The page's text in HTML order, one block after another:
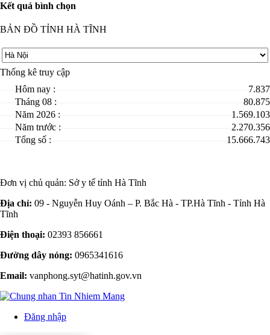
Kết quả bình chọn
BẢN ĐỒ TỈNH HÀ TĨNH
Thống kê truy cập
Hôm nay :
7.837
Tháng 08 :
80.875
Năm 2026 :
1.569.103
Năm trước :
2.270.356
Tổng số :
15.666.743
Đơn vị chủ quản: Sở y tế tỉnh Hà Tĩnh
Địa chỉ: 09 - Nguyễn Huy Oánh – P. Bắc Hà - TP.Hà Tĩnh - Tỉnh Hà
Tĩnh
Điện thoại: 02393 856661
Đường dây nóng: 0965341616
Email: vanphong.syt@hatinh.gov.vn
Đăng nhập